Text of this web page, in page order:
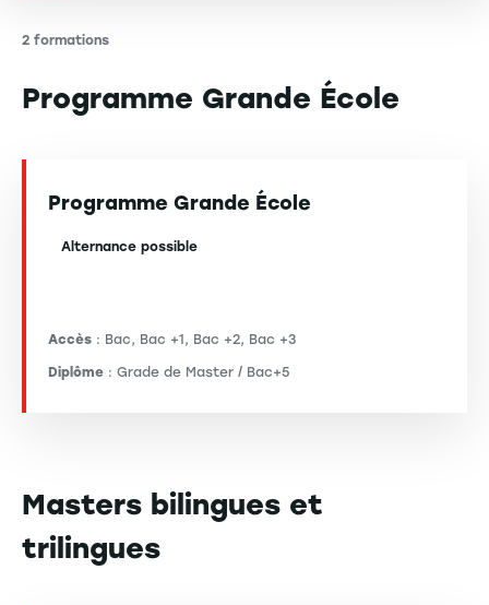
2 formations
Programme Grande École
Programme Grande École
Alternance possible
Accès : Bac, Bac +1, Bac +2, Bac +3
Diplôme : Grade de Master / Bac+5
Masters bilingues et
trilingues